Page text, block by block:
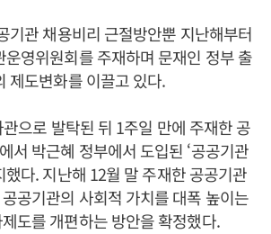
기관 채용비리 근절방안뿐 지난해부터
운영위원회를 주재하며 문재인 정부 출
제도변화를 이끌고 있다.
으로 발탁된 뒤 1주일 만에 주재한 공
서 박근혜 정부에서 도입된 ‘공공기관
했다. 지난해 12월 말 주재한 공공기관
공기관의 사회적 가치를 대폭 높이는
도를 개편하는 방안을 확정했다.